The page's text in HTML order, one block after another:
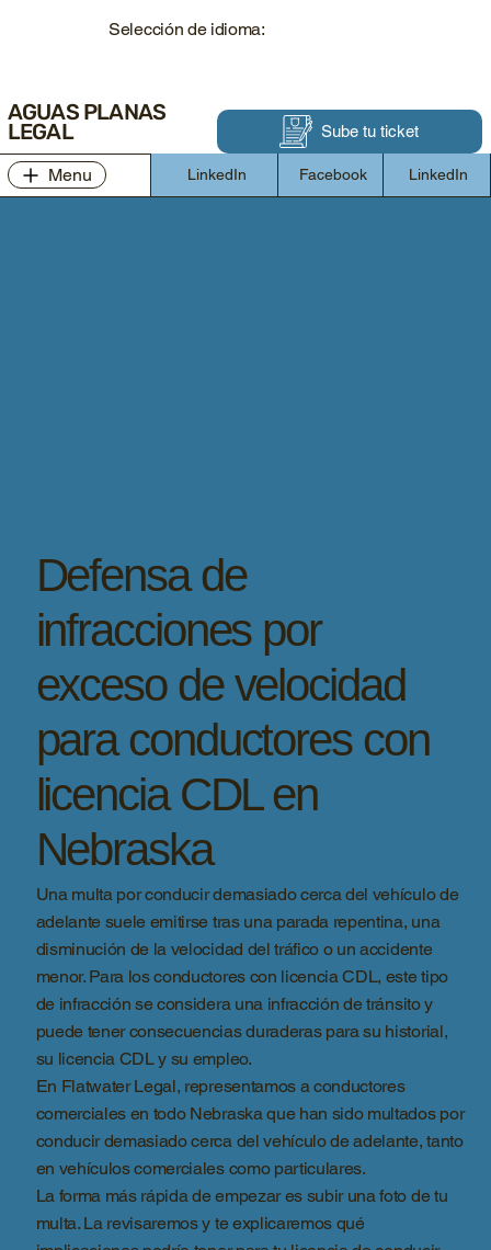
AGUAS PLANAS
LEGAL
Selección de idioma:
Sube tu ticket
Menu LinkedIn Facebook LinkedIn
Defensa de
infracciones por
exceso de velocidad
para conductores con
licencia CDL en
Nebraska
Una multa por conducir demasiado cerca del vehículo de
adelante suele emitirse tras una parada repentina, una
disminución de la velocidad del tráfico o un accidente
menor. Para los conductores con licencia CDL, este tipo
de infracción se considera una infracción de tránsito y
puede tener consecuencias duraderas para su historial,
su licencia CDL y su empleo.
En Flatwater Legal, representamos a conductores
comerciales en todo Nebraska que han sido multados por
conducir demasiado cerca del vehículo de adelante, tanto
en vehículos comerciales como particulares.
La forma más rápida de empezar es subir una foto de tu
multa. La revisaremos y te explicaremos qué